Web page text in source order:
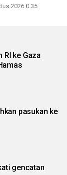
2026 0:35
RI ke Gaza
pasukan ke
gencatan